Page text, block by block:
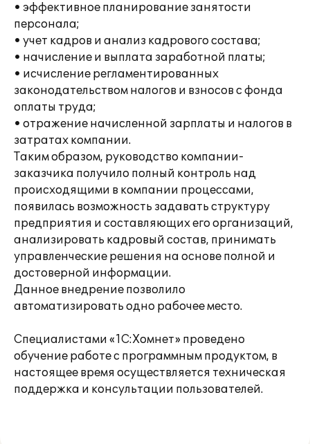
• эффективное планирование занятости
персонала;
• учет кадров и анализ кадрового состава;
• начисление и выплата заработной платы;
• исчисление регламентированных
законодательством налогов и взносов с фонда
оплаты труда;
• отражение начисленной зарплаты и налогов в
затратах компании.
Таким образом, руководство компании-
заказчика получило полный контроль над
происходящими в компании процессами,
появилась возможность задавать структуру
предприятия и составляющих его организаций,
анализировать кадровый состав, принимать
управленческие решения на основе полной и
достоверной информации.
Данное внедрение позволило
автоматизировать одно рабочее место.
Специалистами «1С:Хомнет» проведено
обучение работе с программным продуктом, в
настоящее время осуществляется техническая
поддержка и консультации пользователей.